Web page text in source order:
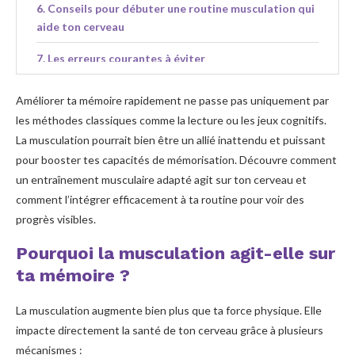
Conseils pour débuter une routine musculation qui
aide ton cerveau
Les erreurs courantes à éviter
leviers naturels pour la mémoire ?
Le muscle souvent oublié, mais essentiel pour ta
mémoire
Améliorer ta mémoire rapidement ne passe pas uniquement par
les méthodes classiques comme la lecture ou les jeux cognitifs.
La musculation pourrait bien être un allié inattendu et puissant
pour booster tes capacités de mémorisation. Découvre comment
un entraînement musculaire adapté agit sur ton cerveau et
comment l’intégrer efficacement à ta routine pour voir des
progrès visibles.
Pourquoi la musculation agit-elle sur
ta mémoire ?
La musculation augmente bien plus que ta force physique. Elle
impacte directement la santé de ton cerveau grâce à plusieurs
mécanismes :